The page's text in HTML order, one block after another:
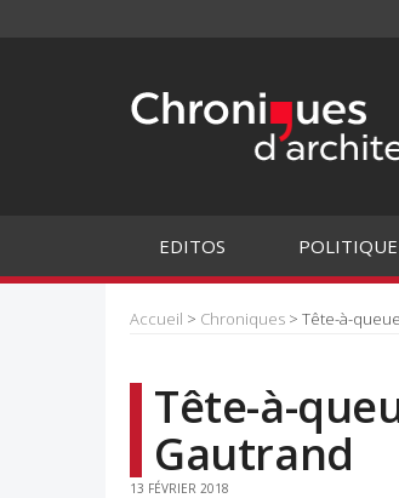
EDITOS POLITIQUE
Accueil > Chroniques > Tête-à-
Tête-à-
Gautrand
13 FÉVRIER 2018